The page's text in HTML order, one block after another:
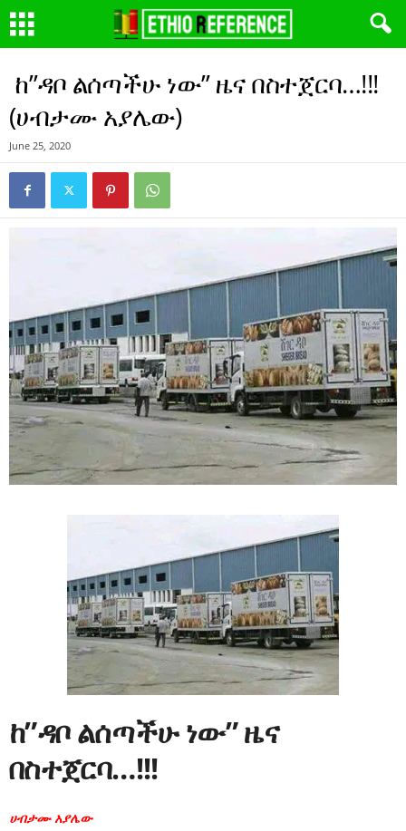
ከ”ዳቦ ልሰጣችሁ ነው” ዜና በስተጀርባ…!!!
(ሀብታሙ አያሌው)
June 25, 2020
ከ”ዳቦ ልሰጣችሁ ነው” ዜና
በስተጀርባ…!!!
ሀብታሙ አያሌው